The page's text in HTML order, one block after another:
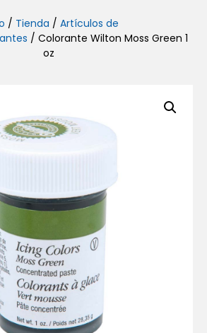
/ Tienda / Artículos de
/ Colorante Wilton Moss Green 1
oz